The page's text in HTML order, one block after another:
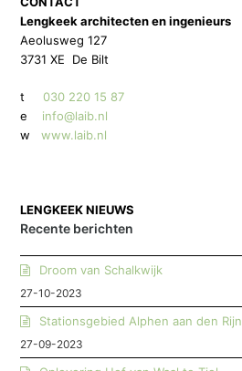
Lengkeek architecten en ingenieurs
Aeolusweg 127
3731 XE De Bilt
t030 220 15 87
e info@laib.nl
w
www.laib.nl
LENGKEEK NIEUWS
Recente berichten
Droom van Schalkwijk
27-10-2023
Stationsgebied Alphen aan den Rijn
27-09-2023